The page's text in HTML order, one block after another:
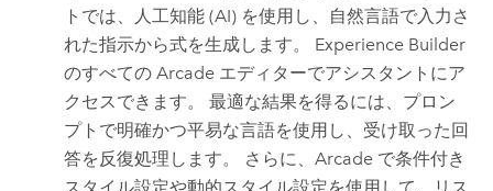
トでは、人工知能 (AI) を使用し、自然言語で入力さ
れた指示から式を生成します。 Experience Builder
のすべてのArcade エディターでアシスタントにア
クセスできます。 最適な結果を得るには、プロン
プトで明確かつ平易な言語を使用し、受け取った回
答を反復処理します。 さらに、Arcade で条件付き